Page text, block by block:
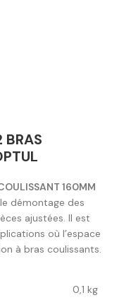
BRAS
160MM
démontage des
ajustées. Il est
où l’espace
à bras coulissants.
0,1 kg